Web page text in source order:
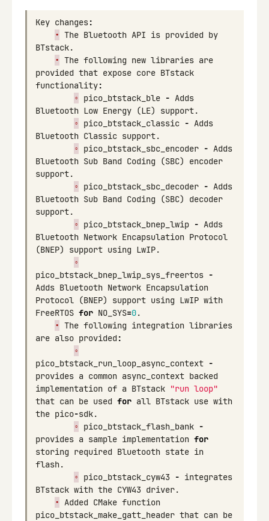
Key changes:
• The Bluetooth API is provided by
BTstack.
• The following new libraries are
provided that expose core BTstack
functionality:
◦
pico_btstack_ble - Adds
Bluetooth Low Energy (LE) support.
◦
pico_btstack_classic - Adds
Bluetooth Classic support.
◦
pico_btstack_sbc_encoder - Adds
Bluetooth Sub Band Coding (SBC)
encoder
support.
◦
pico_btstack_sbc_decoder - Adds
Bluetooth Sub Band Coding (SBC)
decoder
support.
◦
pico_btstack_bnep_lwip - Adds
Bluetooth Network Encapsulation Protocol
(BNEP) support using LwIP.
◦
pico_btstack_bnep_lwip_sys_freertos -
Adds Bluetooth Network Encapsulation
Protocol
(BNEP) support using LwIP with
FreeRTOS for NO_SYS=0.
• The following integration libraries
are also provided:
◦
pico_btstack_run_loop_async_context -
provides a common async_context backed
implementation of a BTstack "run loop"
that can be used for all BTstack use with
the pico-sdk.
◦
pico_btstack_flash_bank -
provides a sample implementation for
storing required Bluetooth state in
flash.
◦
pico_btstack_cyw43 - integrates
BTstack with the CYW43 driver.
•
Added CMake function
pico_btstack_make_gatt_header that can be